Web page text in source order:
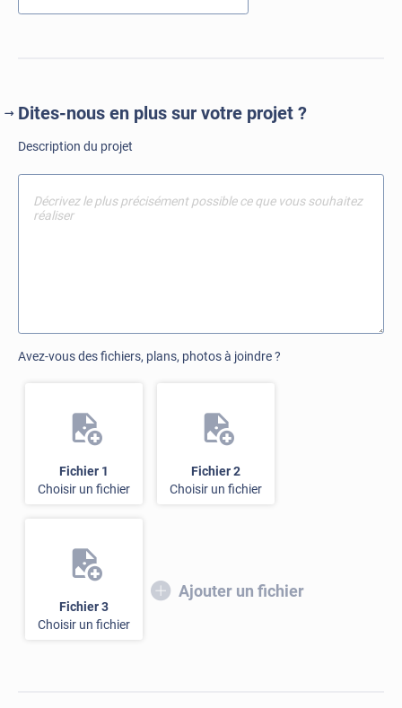
Dites-nous en plus sur votre projet ?
Description du projet
Avez-vous des fichiers, plans, photos à joindre ?
Fichier 1
Choisir un fichier
Fichier 2
Choisir un fichier
Fichier 3
Choisir un fichier
Ajouter un fichier